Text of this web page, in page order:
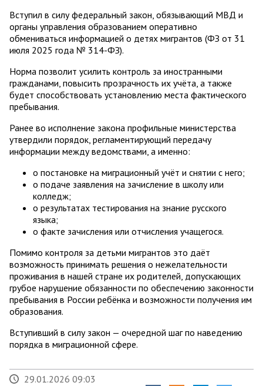
Вступил в силу федеральный закон, обязывающий МВД и
органы управления образованием оперативно
обмениваться информацией о детях мигрантов (ФЗ от 31
июля 2025 года № 314-ФЗ).
Норма позволит усилить контроль за иностранными
гражданами, повысить прозрачность их учёта, а также
будет способствовать установлению места фактического
пребывания.
Ранее во исполнение закона профильные министерства
утвердили порядок, регламентирующий передачу
информации между ведомствами, а именно:
о постановке на миграционный учёт и снятии с него;
о подаче заявления на зачисление в школу или
колледж;
о результатах тестирования на знание русского
языка;
о факте зачисления или отчисления учащегося.
Помимо контроля за детьми мигрантов это даёт
возможность принимать решения о нежелательности
проживания в нашей стране их родителей, допускающих
грубое нарушение обязанности по обеспечению законности
пребывания в России ребёнка и возможности получения им
образования.
Вступивший в силу закон — очередной шаг по наведению
порядка в миграционной сфере.
29.01.2026 09:03